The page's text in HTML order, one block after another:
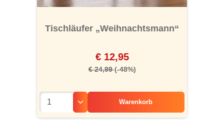
Tischläufer „Weihnachtsmann“
€ 12,95
€ 24,99(-48%)
Warenkorb